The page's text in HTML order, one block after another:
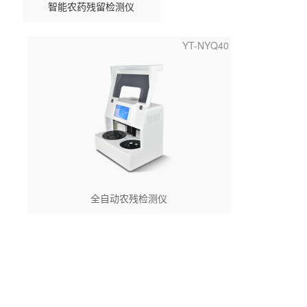
智能农药残留检测仪
YT-NYQ40
全自动农残检测仪